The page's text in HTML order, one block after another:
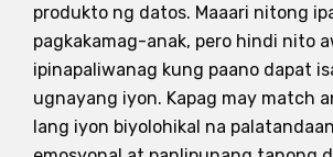
produkto ng datos. Maaari nitong
pagkakamag-anak, pero hindi nito
ipinapaliwanag kung paano dapat
ugnayang iyon. Kapag may match
lang iyon biyolohikal na